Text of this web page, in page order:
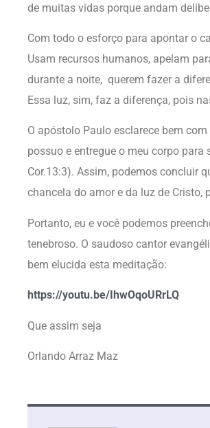
de muitas vidas porque andam
Com todo o esforço para apontar o
Usam recursos humanos, apelam
durante a noite, querem fazer a
Essa luz, sim, faz a diferença, pois
O apóstolo Paulo esclarece bem
possuo e entregue o meu corpo para
Cor.13:3). Assim, podemos concluir
chancela do amor e da luz de Cristo,
Portanto, eu e você podemos
tenebroso. O saudoso cantor
bem elucida esta meditação:
https://youtu.be/IhwOqoURrLQ
Que assim seja
Orlando Arraz Maz